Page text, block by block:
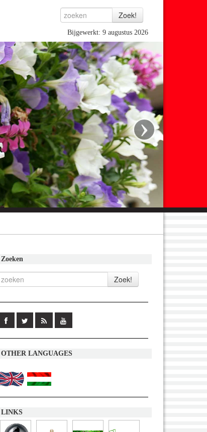
Bijgewerkt: 9 augustus 2026
›
Zoeken
OTHER LANGUAGES
LINKS